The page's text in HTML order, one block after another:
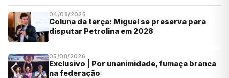
04/08/2026
Coluna da terça: Miguel se preserva para
disputar Petrolina em 2028
05/08/2026
Exclusivo | Por unanimidade, fumaça branca
na federação